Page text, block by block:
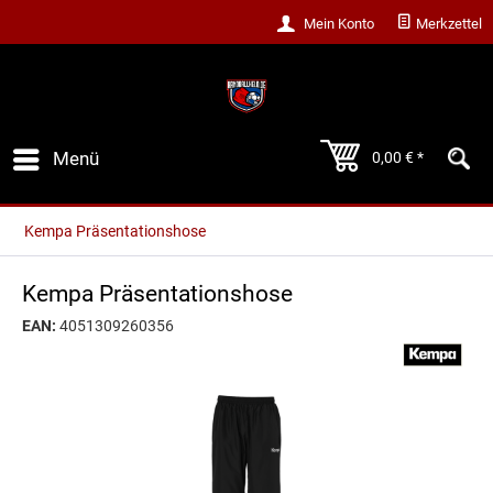
Merkzettel
Mein Konto
Menü 0,00 € *
Kempa Präsentationshose
Kempa Präsentationshose
EAN: 4051309260356